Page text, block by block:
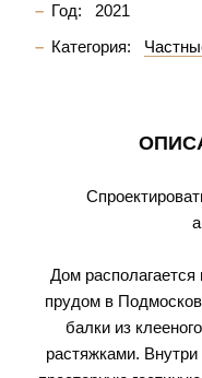
Год:
2021
Категория:
Дом
прудом в
балки из
растяжками.